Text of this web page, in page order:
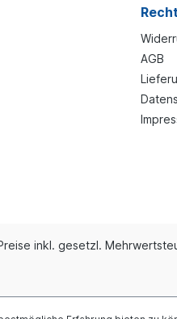
passend für
LC8
AGB
inkl. gesetzl.